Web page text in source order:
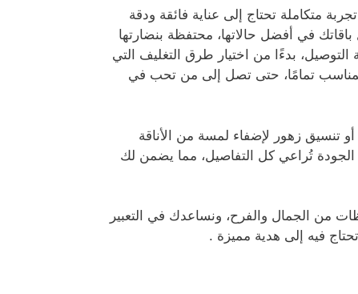
متكاملة تحتاج إلى عناية فائقة ودقة
في أفضل حالاتها، محتفظة بنضارتها
التوصيل، بدءًا من اختيار طرق التغليف التي
تمامًا، حتى تصل إلى من تحب في
زهور لإضفاء لمسة من الأناقة
تُراعي كل التفاصيل، مما يضمن لك
من الجمال والفرح، ونساعدك في التعبير
فيه إلى هدية مميزة .